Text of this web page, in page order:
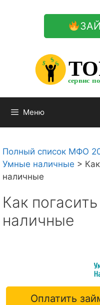
сервис
$
$
$
Меню
Полный список МФО
Умные наличные >
наличные
Как
наличные
Оплатить